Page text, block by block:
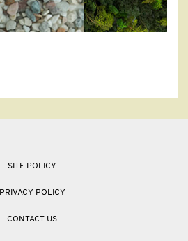
SITE POLICY
PRIVACY POLICY
CONTACT US